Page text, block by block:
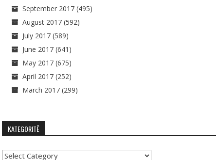
September 2017 (495)
August 2017 (592)
July 2017 (589)
June 2017 (641)
May 2017 (675)
April 2017 (252)
March 2017 (299)
KATEGORITË
Kategoritë